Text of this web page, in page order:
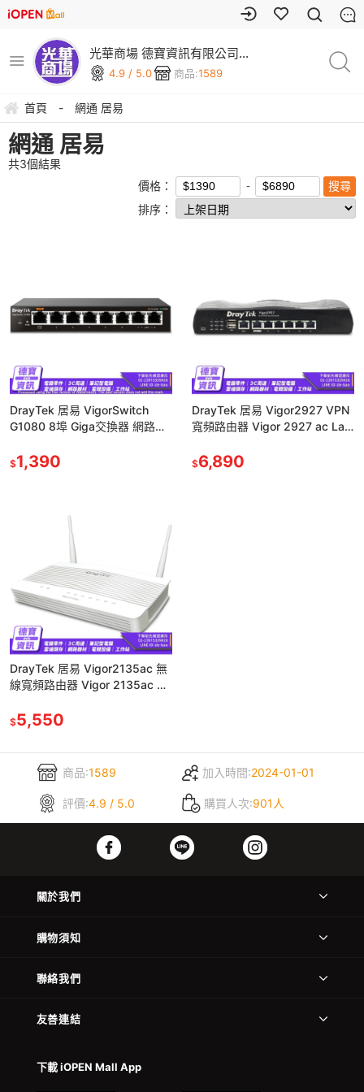
光華商場 德寶資訊有限公司
(可刷卡)
4.9 / 5.0 商品:1589
首頁 - 網通 居易
網通 居易
共3個結果
價格：
排序：
DrayTek 居易 VigorSwitch
G1080 8埠 Giga交換器 網路交
$1,390
DrayTek 居易 Vigor2927 VPN
寬頻路由器 Vigor 2927 ac Lac
$6,890
DrayTek 居易 Vigor2135ac 無
線寬頻路由器 Vigor 2135ac 路
$5,550
商品:1589 加入時間:2024-01-01
評價:4.9 / 5.0 購買人次:901人
關於我們
購物須知
聯絡我們
友善連結
下載 iOPEN Mall App